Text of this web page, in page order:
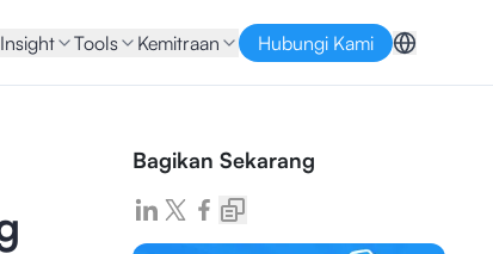
Insight Tools Kemitraan Hubungi Kami
Bagikan Sekarang